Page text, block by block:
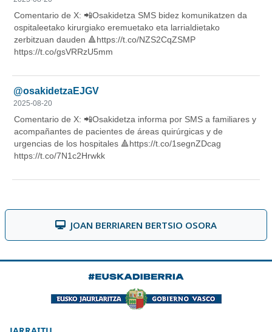
JOAN BERRIAREN BERTSIO OSORA